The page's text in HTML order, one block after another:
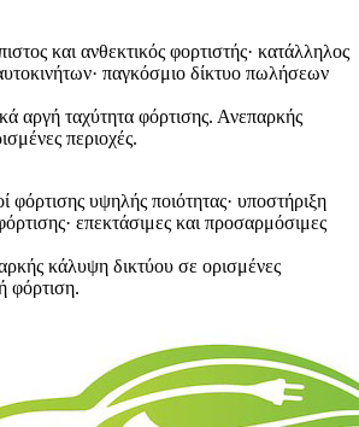
και ανθεκτικός φορτιστής· κατάλληλος
παγκόσμιο δίκτυο πωλήσεων
αργή ταχύτητα φόρτισης. Ανεπαρκής
περιοχές.
υψηλής ποιότητας· υποστήριξη
επεκτάσιμες και προσαρμόσιμες
κάλυψη δικτύου σε ορισμένες
φόρτιση.